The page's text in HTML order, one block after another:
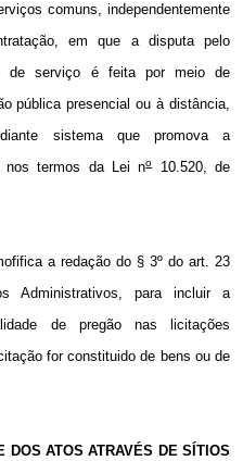
comuns, independentemente
em que a disputa pelo
de serviço é feita por meio de
pública presencial ou à distância,
sistema que promova a
nos termos da Lei no10.520, de
a redação do § 3º do art. 23
Administrativos, para incluir a
de pregão nas licitações
for constituido de bens ou de
DOS ATOS ATRAVÉS DE SÍTIOS